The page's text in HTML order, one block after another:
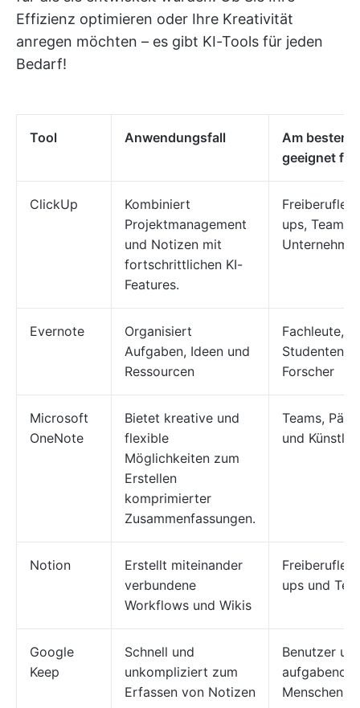
Effizienz optimieren oder Ihre Kreativität
anregen möchten – es gibt KI-Tools für jeden
Bedarf!
Tool Anwendungsfall
Am besten
geeignet für
ClickUp
Kombiniert
Projektmanagement
und Notizen mit
fortschrittlichen KI-
Features.
ups, Teams,
Evernote
Organisiert
Aufgaben, Ideen und
Ressourcen
Fachleute,
Studenten
Forscher
Microsoft
OneNote
Bietet kreative und
flexible
Möglichkeiten zum
Erstellen
komprimierter
Zusammenfassungen.
Teams,
und Künstler
Notion
Erstellt miteinander
verbundene
Workflows und Wikis
ups und
Google
Keep
Schnell und
unkompliziert zum
Erfassen von Notizen
Benutzer
Menschen